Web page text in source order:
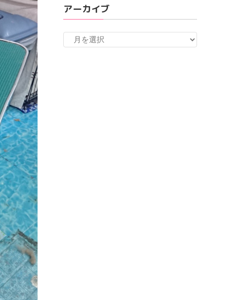
アーカイブ